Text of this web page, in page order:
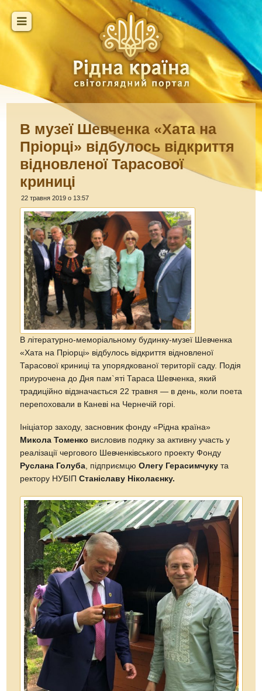
В музеї Шевченка «Хата на
Пріорці» відбулось відкриття
відновленої Тарасової
криниці
22 травня 2019 о 13:57
В літературно-меморіальному будинку-музеї Шевченка
«Хата на Пріорці» відбулось відкриття відновленої
Тарасової криниці та упорядкованої території саду. Подія
приурочена до Дня пам`яті Тараса Шевченка, який
традиційно відзначається 22 травня — в день, коли поета
перепоховали в Каневі на Чернечій горі.
Ініціатор заходу, засновник фонду «Рідна країна»
Микола Томенко висловив подяку за активну участь у
реалізації чергового Шевченківського проекту Фонду
Руслана Голуба, підприємцюОлегу Герасимчуку та
ректору НУБІПСтаніславу Ніколаєнку.